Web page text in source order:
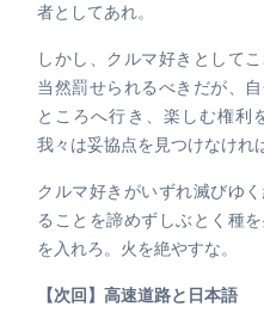
者としてあれ。
しかし、クルマ好きとして
当然罰せられるべきだが、
ところへ行き、楽しむ権利
我々は妥協点を見つけなけれ
クルマ好きがいずれ滅びゆ
ることを諦めずしぶとく種
を入れろ。火を絶やすな。
【次回】高速道路と日本語